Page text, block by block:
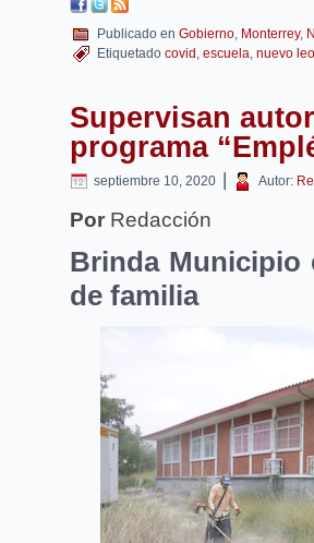
Publicado en Gobierno, Monterrey,
Etiquetado covid , escuela, nuevo
Supervisan
programa
septiembre 10, 2020 | Autor:
Por Redacción
Brinda Municipio
de familia